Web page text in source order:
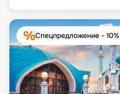
Спецпредложение - 10%